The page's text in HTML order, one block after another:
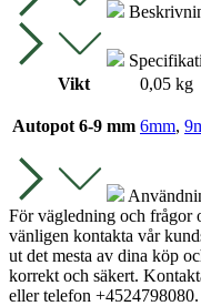
AutoPot
mängd
Vikt
0,05 kg
Autopot 6-9 mm 6mm,
För vägledning och frågor
vänligen kontakta vår
ut det mesta av dina köp
korrekt och säkert.
eller telefon +4524798080.